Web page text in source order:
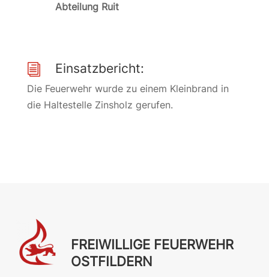
Abteilung Ruit
i Einsatzbericht:
Die Feuerwehr wurde zu einem Kleinbrand in
die Haltestelle Zinsholz gerufen.
FREIWILLIGE FEUERWEHR
OSTFILDERN